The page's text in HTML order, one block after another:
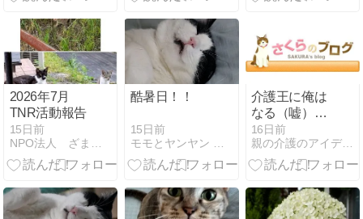
2026年7月
TNR活動報告
15日前
NPO法人 ざま野良猫を増やさない会
酷暑日！！
15日前
介護王に俺は
なる（嘘）日
記７９・新た
なステージに
移行か
16日前
親の介護のアイデア日記と猫の情報やグッズとお役立ち商品の紹介